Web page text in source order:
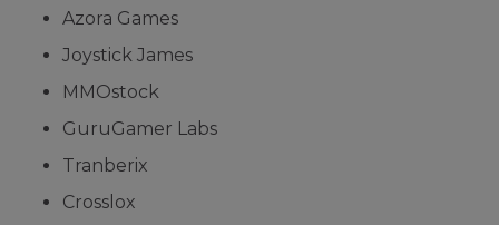
Azora Games
Joystick James
MMOstock
GuruGamer Labs
Tranberix
Crosslox